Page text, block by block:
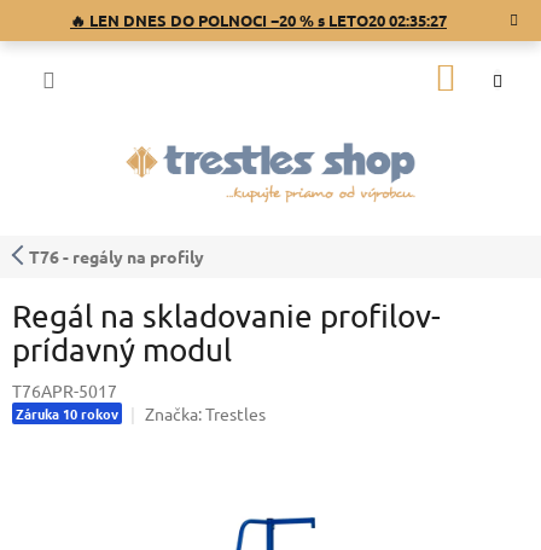
🔥 LEN DNES DO POLNOCI −20 % s LETO2002:35:26
T76 - regály na profily
Regál na skladovanie profilov-
prídavný modul
T76APR-5017
Záruka 10 rokov Značka:Trestles